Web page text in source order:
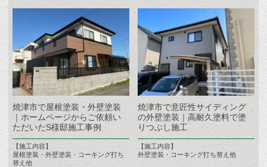
焼津市で屋根塗装・外壁塗装
｜ホームページからご依頼い
ただいたS様邸施工事例
【施工内容】
屋根塗装・外壁塗装・コーキング打ち
替え他
焼津市で意匠性サイディング
の外壁塗装｜高耐久塗料で塗
りつぶし施工
【施工内容】
外壁塗装・コーキング打ち替え他